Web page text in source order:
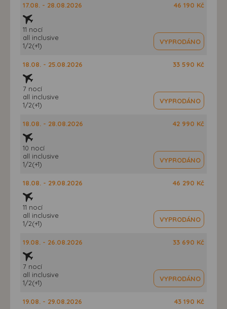
17.08. - 28.08.2026
11 nocí
all inclusive
1/2(+1)
46 190 Kč
VYPRODÁNO
18.08. - 25.08.2026
7 nocí
all inclusive
1/2(+1)
33 590 Kč
VYPRODÁNO
18.08. - 28.08.2026
10 nocí
all inclusive
1/2(+1)
42 990 Kč
VYPRODÁNO
18.08. - 29.08.2026
11 nocí
all inclusive
1/2(+1)
46 290 Kč
VYPRODÁNO
19.08. - 26.08.2026
7 nocí
all inclusive
1/2(+1)
33 690 Kč
VYPRODÁNO
19.08. - 29.08.2026 43 190 Kč